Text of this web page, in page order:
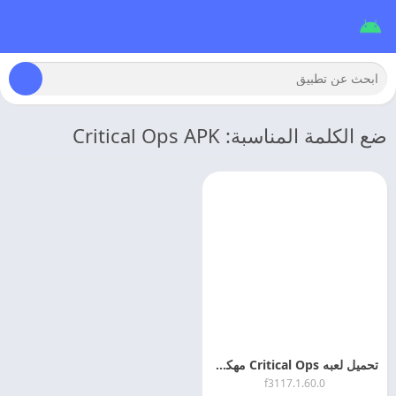
ضع الكلمة المناسبة: Critical Ops APK
تحميل لعبه Critical Ops مهكره للاندرويد
1.60.0.f3117